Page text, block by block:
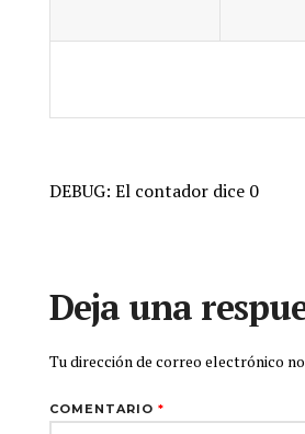
DEBUG: El contador dice 0
Deja una
Tu dirección de correo electrónico
COMENTARIO *